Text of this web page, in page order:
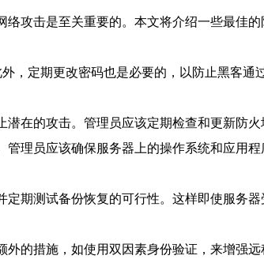
攻击是至关重要的。本文将介绍一些最佳
，定期更改密码也是必要的，以防止黑客通
在的攻击。管理员应该定期检查和更新防火
理员应该确保服务器上的操作系统和应用
期测试备份恢复的可行性。这样即使服务
的措施，如使用双因素身份验证，来增强